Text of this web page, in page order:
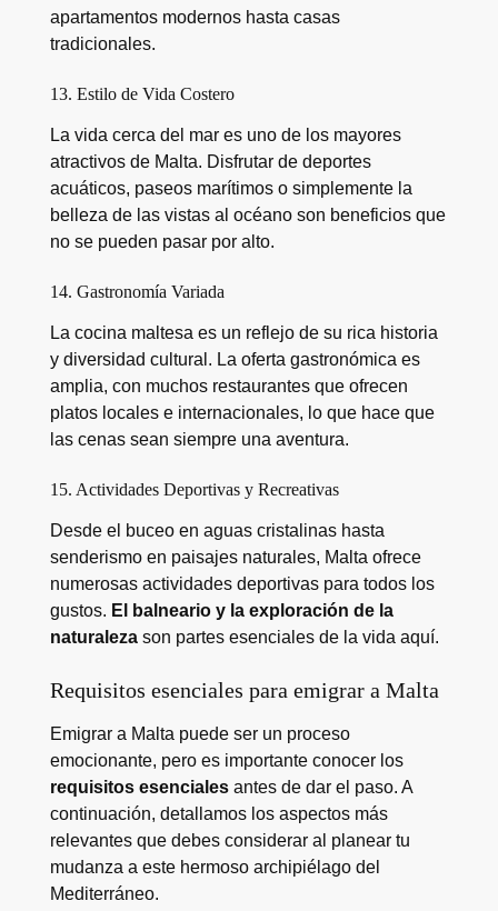
apartamentos modernos hasta casas
tradicionales.
13. Estilo de Vida Costero
La vida cerca del mar es uno de los mayores
atractivos de Malta. Disfrutar de deportes
acuáticos, paseos marítimos o simplemente la
belleza de las vistas al océano son beneficios que
no se pueden pasar por alto.
14. Gastronomía Variada
La cocina maltesa es un reflejo de su rica historia
y diversidad cultural. La oferta gastronómica es
amplia, con muchos restaurantes que ofrecen
platos locales e internacionales, lo que hace que
las cenas sean siempre una aventura.
15. Actividades Deportivas y Recreativas
Desde el buceo en aguas cristalinas hasta
senderismo en paisajes naturales, Malta ofrece
numerosas actividades deportivas para todos los
gustos. El balneario y la exploración de la
naturalezason partes esenciales de la vida aquí.
Requisitos esenciales para emigrar a Malta
Emigrar a Malta puede ser un proceso
emocionante, pero es importante conocer los
requisitos esencialesantes de dar el paso. A
continuación, detallamos los aspectos más
relevantes que debes considerar al planear tu
mudanza a este hermoso archipiélago del
Mediterráneo.